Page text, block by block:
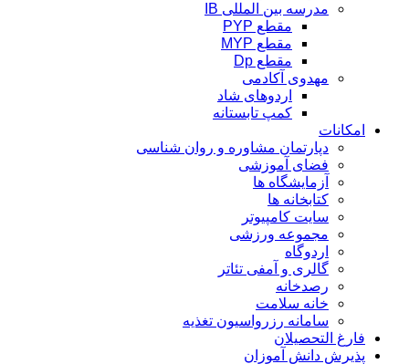
مدرسه بین المللی IB
مقطع PYP
مقطع MYP
مقطع Dp
مهدوی آکادمی
اردوهای شاد
کمپ تابستانه
امکانات
دپارتمان مشاوره و روان شناسی
فضای آموزشی
آزمایشگاه ها
کتابخانه ها
سایت کامپیوتر
مجموعه ورزشی
اردوگاه
گالری و آمفی تئاتر
رصدخانه
خانه سلامت
سامانه رزرواسیون تغذیه
فارغ التحصیلان
پذیرش دانش آموزان